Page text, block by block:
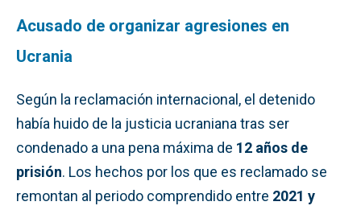
Acusado de organizar agresiones en
Ucrania
Según la reclamación internacional, el detenido
había huido de la justicia ucraniana tras ser
condenado a una pena máxima de 12 años de
prisión. Los hechos por los que es reclamado se
remontan al periodo comprendido entre 2021 y